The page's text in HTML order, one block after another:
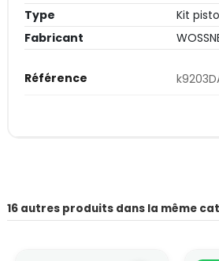
Type
Kit
Fabricant
Référence
16 autres produits dans la même